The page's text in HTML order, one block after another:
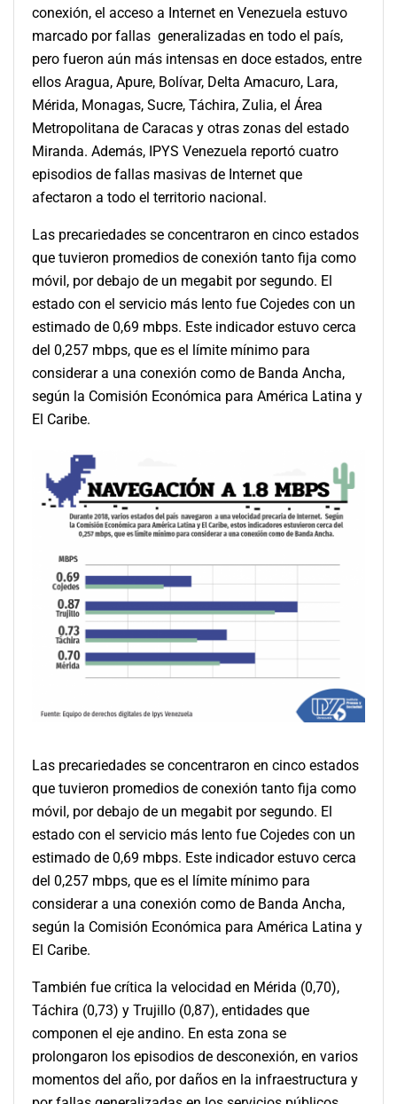
conexión, el acceso a Internet en Venezuela estuvo
marcado por fallas generalizadas en todo el país,
pero fueron aún más intensas en doce estados, entre
ellos Aragua, Apure, Bolívar, Delta Amacuro, Lara,
Mérida, Monagas, Sucre, Táchira, Zulia, el Área
Metropolitana de Caracas y otras zonas del estado
Miranda. Además, IPYS Venezuela reportó cuatro
episodios de fallas masivas de Internet que
afectaron a todo el territorio nacional.
Las precariedades se concentraron en cinco estados
que tuvieron promedios de conexión tanto fija como
móvil, por debajo de un megabit por segundo. El
estado con el servicio más lento fue Cojedes con un
estimado de 0,69 mbps. Este indicador estuvo cerca
del 0,257 mbps, que es el límite mínimo para
considerar a una conexión como de Banda Ancha,
según la Comisión Económica para América Latina y
El Caribe.
Las precariedades se concentraron en cinco estados
que tuvieron promedios de conexión tanto fija como
móvil, por debajo de un megabit por segundo. El
estado con el servicio más lento fue Cojedes con un
estimado de 0,69 mbps. Este indicador estuvo cerca
del 0,257 mbps, que es el límite mínimo para
considerar a una conexión como de Banda Ancha,
según la Comisión Económica para América Latina y
El Caribe.
También fue crítica la velocidad en Mérida (0,70),
Táchira (0,73) y Trujillo (0,87), entidades que
componen el eje andino. En esta zona se
prolongaron los episodios de desconexión, en varios
momentos del año, por daños en la infraestructura y